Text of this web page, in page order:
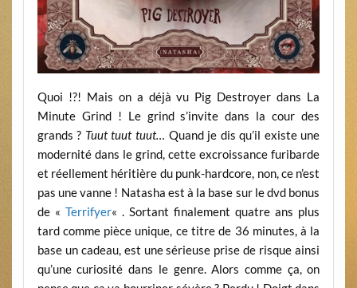
Quoi !?! Mais on a déjà vu Pig Destroyer dans La
Minute Grind ! Le grind s’invite dans la cour des
grands ? Tuut tuut tuut… Quand je dis qu’il existe une
modernité dans le grind, cette excroissance furibarde
et réellement héritière du punk-hardcore, non, ce n’est
pas une vanne ! Natasha est à la base sur le dvd bonus
de « Terrifyer« . Sortant finalement quatre ans plus
tard comme pièce unique, ce titre de 36 minutes, à la
base un cadeau, est une sérieuse prise de risque ainsi
qu’une curiosité dans le genre. Alors comme ça, on